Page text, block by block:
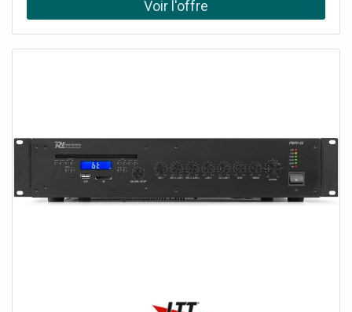
trébucher. Profitez de votre musique préférée à partir de
nombreuses sources, telles que le streaming BT, l'USB, la
télécommande incluse.Système d'amplificateur stéréo
mural pour 2 haut-parleurs, Amplificateur numérique de
classe D 2x 20W, Panneau tactile élégant, Connectivité BT
5.0 pour un son sans fil, Musique Lecteur MP3,
Emplacement pour carte USB et microSD, Terminaisons à
Rapport signal/bruit: >98dB, Alimentation électrique: 100-